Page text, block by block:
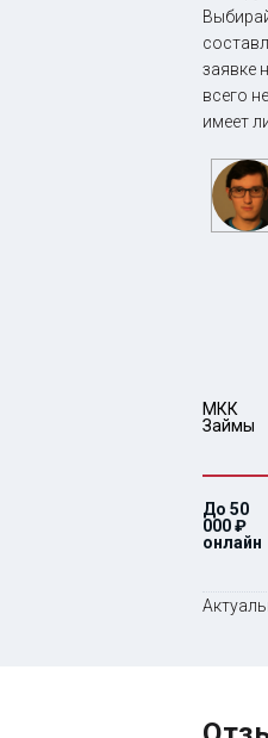
заявке
всего
имеет
МКК
Займы
До 50
000 ₽
онлайн